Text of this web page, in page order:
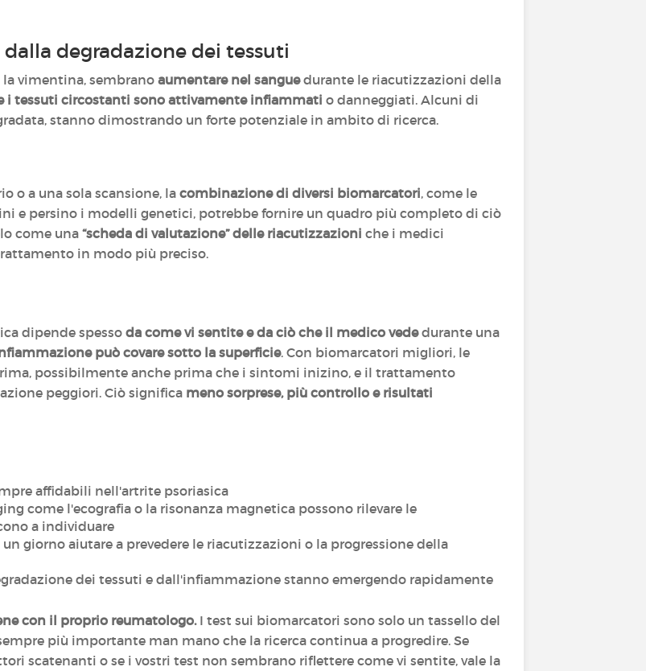
degradazione dei tessuti
vimentina, sembrano aumentare nel sanguedurante le riacutizzazioni della
i tessuti circostanti sono attivamente infiammati o danneggiati. Alcuni di
stanno dimostrando un forte potenziale in ambito di ricerca.
o a una sola scansione, la combinazione di diversi biomarcatori, come le
e persino i modelli genetici, potrebbe fornire un quadro più completo di ciò
come una“scheda di valutazione” delle riacutizzazioni che i medici
in modo più preciso.
dipende spesso da come vi sentite e da ciò che il medico vededurante una
può covare sotto la superficie. Con biomarcatori migliori, le
possibilmente anche prima che i sintomi inizino, e il trattamento
peggiori. Ciò significa meno sorprese, più controllo e risultati
affidabili nell'artrite psoriasica
come l'ecografia o la risonanza magnetica possono rilevare le
a individuare
giorno aiutare a prevedere le riacutizzazioni o la progressione della
dei tessuti e dall'infiammazione stanno emergendo rapidamente
con il proprio reumatologo.I test sui biomarcatori sono solo un tassello del
più importante man mano che la ricerca continua a progredire. Se
scatenanti o se i vostri test non sembrano riflettere come vi sentite, vale la